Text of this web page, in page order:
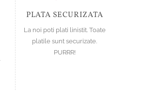
pagina
produsului.
PLATA SECURIZATA
La noi poti plati linistit. Toate
platile sunt securizate.
PURRR!